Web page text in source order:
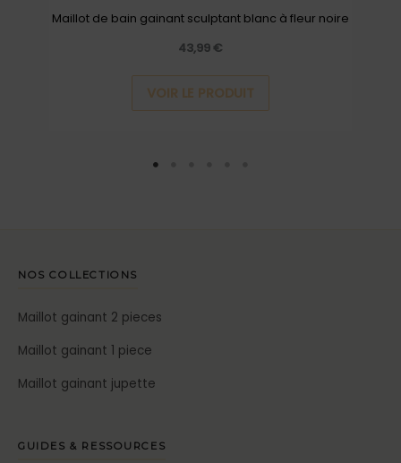
Maillot de bain gainant sculptant blanc à fleur noire
43,99€
VOIR LE PRODUIT
du
NOS COLLECTIONS
Maillot gainant 2 pieces
Maillot gainant 1 piece
Maillot gainant jupette
GUIDES & RESSOURCES